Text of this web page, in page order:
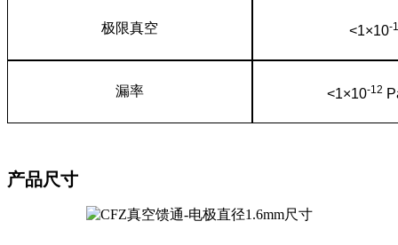
极限真空 <1×10-
漏率 <1×10-12
产品尺寸